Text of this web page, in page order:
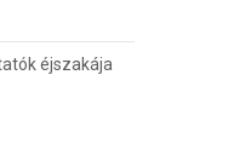
éjszakája